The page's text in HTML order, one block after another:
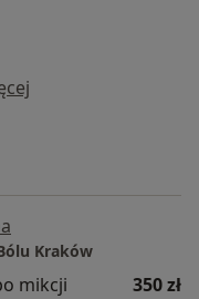
Kraków
mikcji
350 zł